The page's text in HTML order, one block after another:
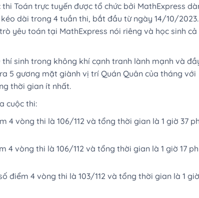
Toán trực tuyến được tổ chức bởi MathExpress
dài trong 4 tuần thi, bắt đầu từ ngày 14/10/2023.
yêu toán tại MathExpress nói riêng và học sinh cả
sinh trong không khí cạnh tranh lành mạnh và
5 gương mặt giành vị trí Quán Quân của tháng với
thời gian ít nhất.
cuộc thi:
4 vòng thi là 106/112 và tổng thời gian là 1 giờ 37
4 vòng thi là 106/112 và tổng thời gian là 1 giờ 17
điểm 4 vòng thi là 103/112 và tổng thời gian là 1 giờ